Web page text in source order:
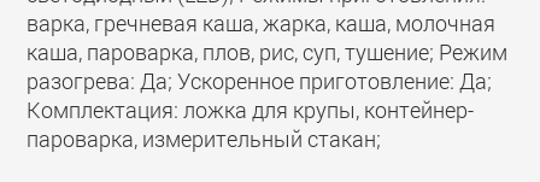
варка, гречневая каша, жарка, каша, молочная
каша, пароварка, плов, рис, суп, тушение; Режим
разогрева: Да; Ускоренное приготовление: Да;
Комплектация: ложка для крупы, контейнер-
пароварка, измерительный стакан;